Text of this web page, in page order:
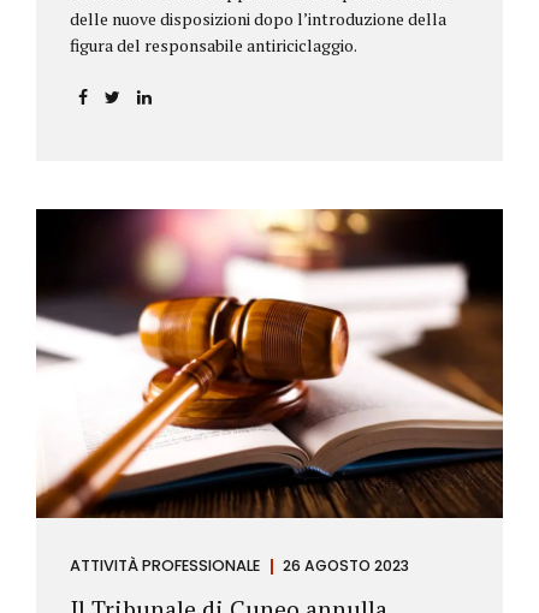
delle nuove disposizioni dopo l’introduzione della
figura del responsabile antiriciclaggio.
ATTIVITÀ PROFESSIONALE 26 AGOSTO 2023